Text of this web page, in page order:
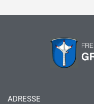
ADRESSE